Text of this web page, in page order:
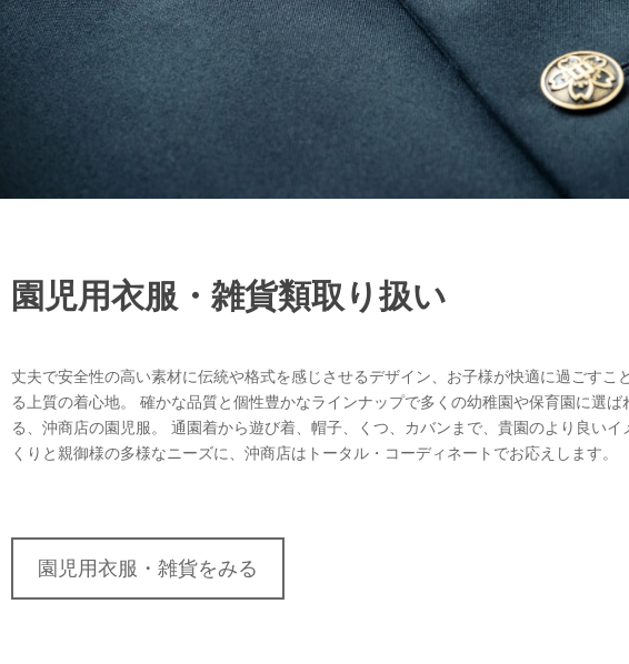
園児用衣服・雑貨類取り扱い
丈夫で安全性の高い素材に伝統や格式を感じさせるデザイン、お子様が快適に過ごすこ
る上質の着心地。 確かな品質と個性豊かなラインナップで多くの幼稚園や保育園に選ば
る、沖商店の園児服。 通園着から遊び着、帽子、くつ、カバンまで、貴園のより良いイ
くりと親御様の多様なニーズに、沖商店はトータル・コーディネートでお応えします。
園児用衣服・雑貨をみる